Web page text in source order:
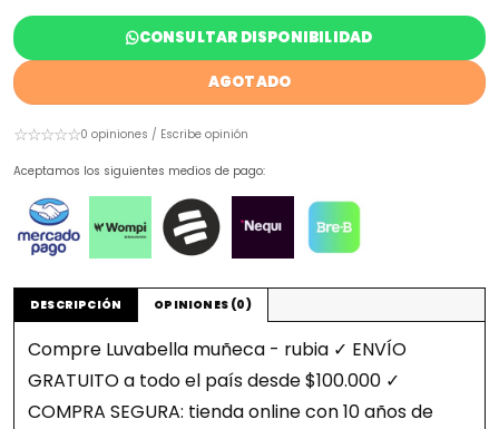
CONSULTAR DISPONIBILIDAD
AGOTADO
☆☆☆☆☆0 opiniones / Escribe opinión
Aceptamos los siguientes medios de pago:
DESCRIPCIÓN OPINIONES (0)
Compre Luvabella muñeca - rubia ✓ ENVÍO
GRATUITO a todo el país desde $100.000 ✓
COMPRA SEGURA: tienda online con 10 años de